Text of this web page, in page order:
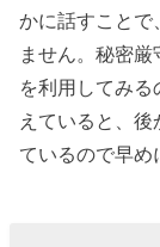
かに話すことで
ません。秘密
を利用してみ
えていると、
ているので早め